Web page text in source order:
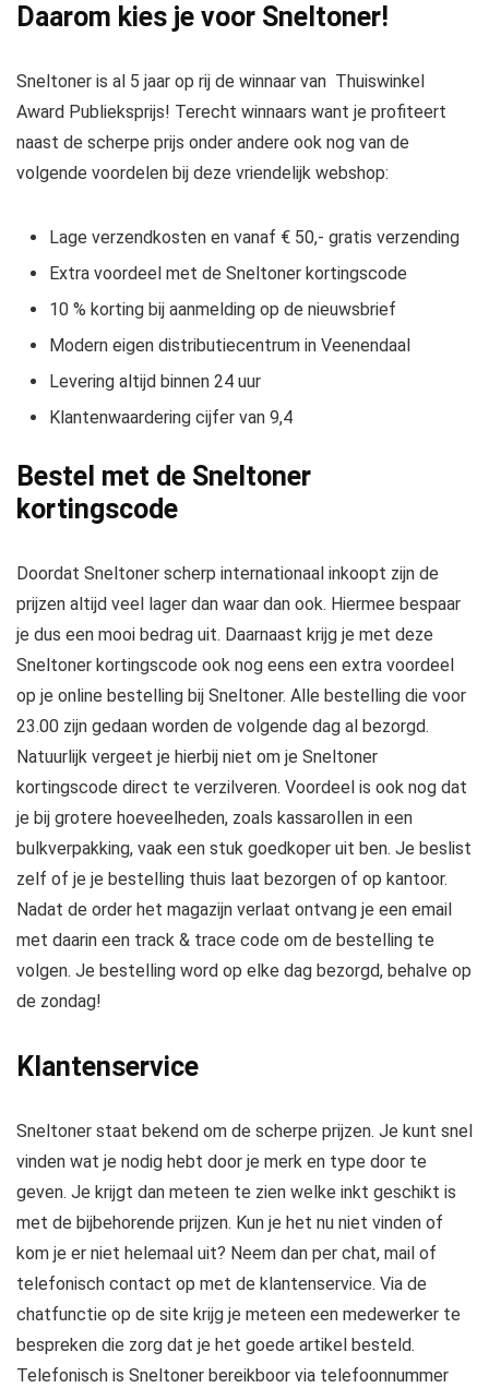
Daarom kies je voor Sneltoner!
Sneltoner is al 5 jaar op rij de winnaar van Thuiswinkel
Award Publieksprijs! Terecht winnaars want je profiteert
naast de scherpe prijs onder andere ook nog van de
volgende voordelen bij deze vriendelijk webshop:
Lage verzendkosten en vanaf € 50,- gratis verzending
Extra voordeel met de Sneltoner kortingscode
10 % korting bij aanmelding op de nieuwsbrief
Modern eigen distributiecentrum in Veenendaal
Levering altijd binnen 24 uur
Klantenwaardering cijfer van 9,4
Bestel met de Sneltoner
kortingscode
Doordat Sneltoner scherp internationaal inkoopt zijn de
prijzen altijd veel lager dan waar dan ook. Hiermee bespaar
je dus een mooi bedrag uit. Daarnaast krijg je met deze
Sneltoner kortingscode ook nog eens een extra voordeel
op je online bestelling bij Sneltoner. Alle bestelling die voor
23.00 zijn gedaan worden de volgende dag al bezorgd.
Natuurlijk vergeet je hierbij niet om je Sneltoner
kortingscode direct te verzilveren. Voordeel is ook nog dat
je bij grotere hoeveelheden, zoals kassarollen in een
bulkverpakking, vaak een stuk goedkoper uit ben. Je beslist
zelf of je je bestelling thuis laat bezorgen of op kantoor.
Nadat de order het magazijn verlaat ontvang je een email
met daarin een track & trace code om de bestelling te
volgen. Je bestelling word op elke dag bezorgd, behalve op
de zondag!
Klantenservice
Sneltoner staat bekend om de scherpe prijzen. Je kunt snel
vinden wat je nodig hebt door je merk en type door te
geven. Je krijgt dan meteen te zien welke inkt geschikt is
met de bijbehorende prijzen. Kun je het nu niet vinden of
kom je er niet helemaal uit? Neem dan per chat, mail of
telefonisch contact op met de klantenservice. Via de
chatfunctie op de site krijg je meteen een medewerker te
bespreken die zorg dat je het goede artikel besteld.
Telefonisch is Sneltoner bereikboor via telefoonnummer